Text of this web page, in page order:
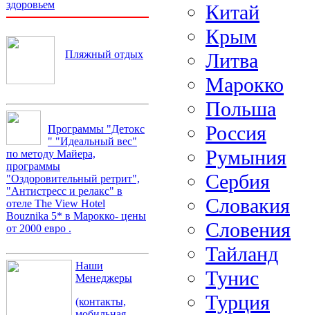
здоровьем
Пляжный отдых
Программы "Детокс
" "Идеальный вес"
по методу Майера,
программы
"Оздоровительный ретрит",
"Антистресс и релакс" в
отеле The View Hotel
Bouznika 5* в Марокко- цены
от 2000 евро .
Наши
Менеджеры
(контакты,
Китай
Крым
Литва
Марокко
Польша
Россия
Румыния
Сербия
Словакия
Словения
Тайланд
Тунис
Турция